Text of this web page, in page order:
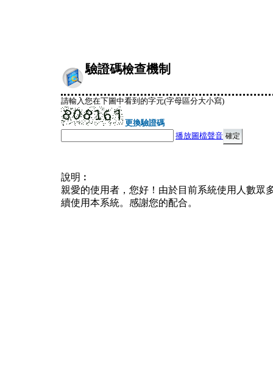
驗證碼檢查機制
請輸入您在下圖中看到的字元(字母區分大小寫)
更換驗證碼
播放圖檔聲音
說明︰
親愛的使用者，您好！由於目前系統使用人數眾
續使用本系統。感謝您的配合。